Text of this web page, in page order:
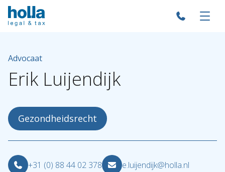
Advocaat
Erik Luijendijk
Gezondheidsrecht
+31 (0) 88 44 02 378
e.luijendijk@holla.nl